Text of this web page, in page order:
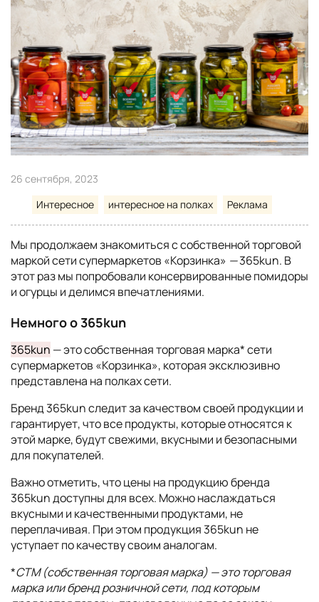
26 сентября, 2023
Интересное
интересное на полках Реклама
Мы продолжаем знакомиться с собственной торговой
маркой сети супермаркетов «Корзинка» —365kun. В
этот раз мы попробовали консервированные помидоры
и огурцы и делимся впечатлениями.
Немного о 365kun
365kun — это собственная торговая марка* сети
супермаркетов «Корзинка», которая эксклюзивно
представлена на полках сети.
Бренд 365kun следит за качеством своей продукции и
гарантирует, что все продукты, которые относятся к
этой марке, будут свежими, вкусными и безопасными
для покупателей.
Важно отметить, что цены на продукцию бренда
365kun доступны для всех. Можно наслаждаться
вкусными и качественными продуктами, не
переплачивая. При этом продукция 365kun не
уступает по качеству своим аналогам.
*СТМ (собственная торговая марка) — это торговая
марка или бренд розничной сети, под которым